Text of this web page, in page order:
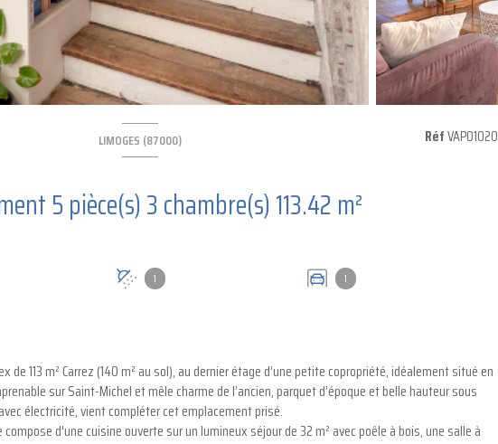
LIMOGES (87000)
Appartement 5 pièce(s) 3 chambre(s) 113.42 m²
1 1
RéfVAP01020
de 113 m² Carrez (140 m² au sol), au dernier étage d’une petite copropriété, idéalement situé en
sur Saint-Michel et mêle charme de l’ancien, parquet d’époque et belle hauteur sous
électricité, vient compléter cet emplacement prisé.
d'une cuisine ouverte sur un lumineux séjour de 32 m² avec poêle à bois, une salle à